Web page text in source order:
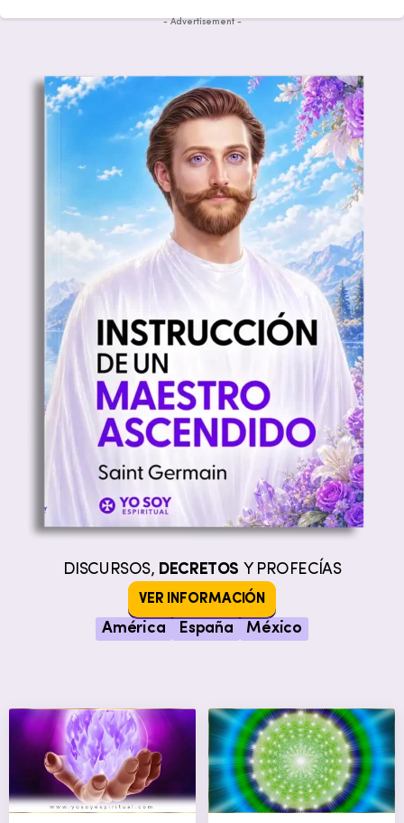
- Advertisement -
DISCURSOS, DECRETOS Y PROFECÍAS
VER INFORMACIÓN
América España México